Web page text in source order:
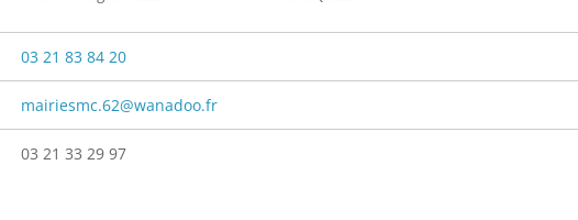
03 21 83 84 20
mairiesmc.62@wanadoo.fr
03 21 33 29 97